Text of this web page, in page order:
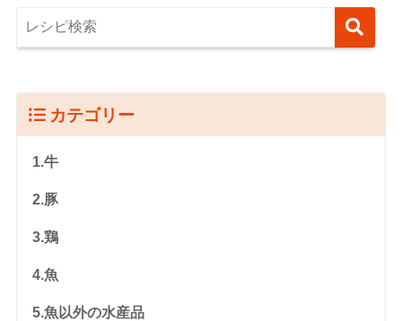
カテゴリー
1.牛
2.豚
3.鶏
4.魚
5.魚以外の水産品